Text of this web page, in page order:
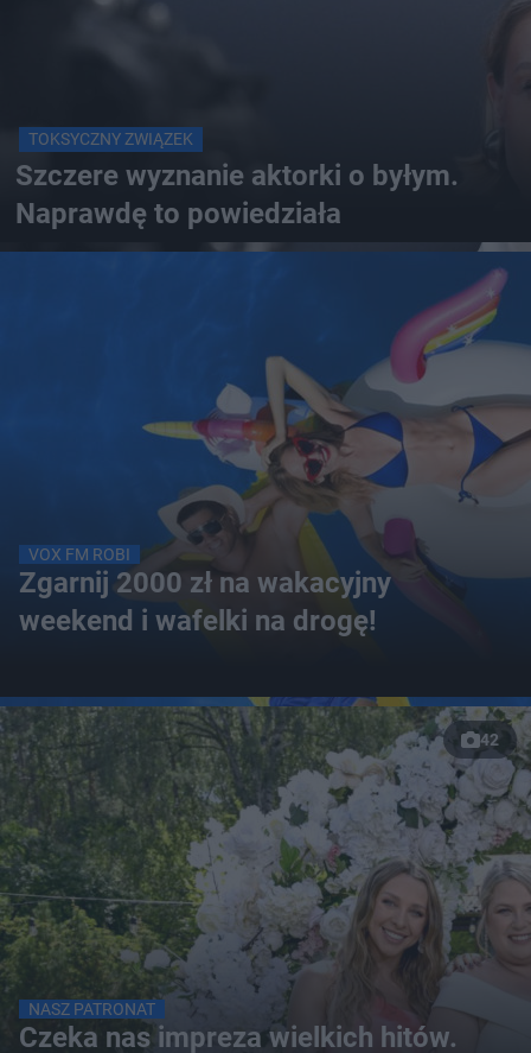
TOKSYCZNY ZWIĄZEK
Szczere wyznanie aktorki o byłym.
Naprawdę to powiedziała
VOX FM ROBI
Zgarnij 2000 zł na wakacyjny
weekend i wafelki na drogę!
42
NASZ PATRONAT
Czeka nas impreza wielkich hitów.